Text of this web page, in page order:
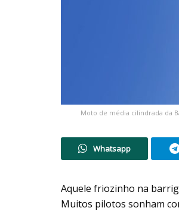
Moto de média cilindrada da
Whatsapp
Aquele friozinho na
Muitos pilotos sonham